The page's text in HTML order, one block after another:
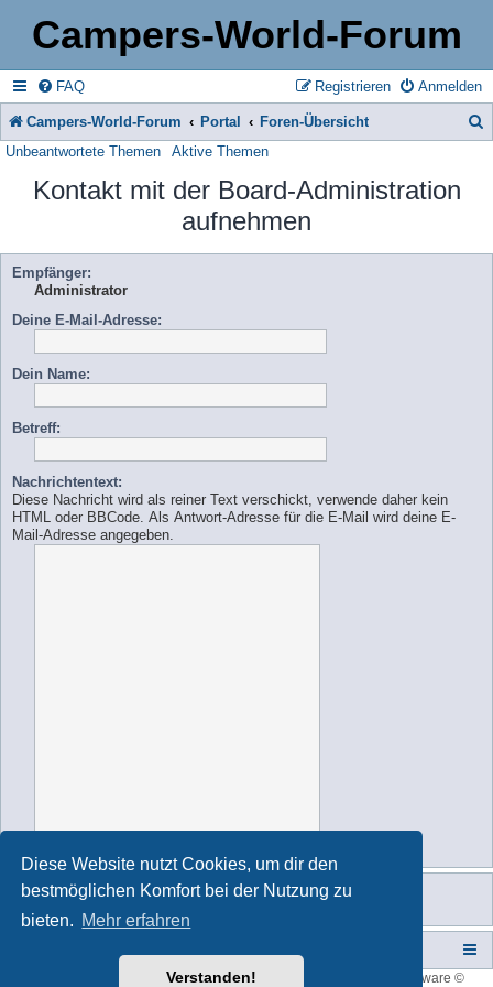
Diese Website nutzt Cookies, um dir den
bestmöglichen Komfort bei der Nutzung zu
bieten. Mehr erfahren
Verstanden!
Campers-World-Forum
FAQ Anmelden
Registrieren
Campers-World-Forum Portal Foren-Übersicht
Unbeantwortete Themen Aktive Themen
Kontakt mit der Board-Administration
aufnehmen
Empfänger:
Administrator
Deine E-Mail-Adresse:
Dein Name:
Betreff:
Nachrichtentext:
Diese Nachricht wird als reiner Text verschickt, verwende daher kein
HTML oder BBCode. Als Antwort-Adresse für die E-Mail wird deine E-
Mail-Adresse angegeben.
forum tricolor,Powered by
® Forum Software ©